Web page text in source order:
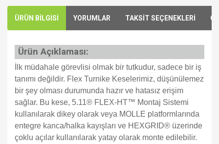
ÜRÜN BİLGİSİ YORUMLAR TAKSİT SEÇENEKLERİ
Ürün Açıklaması:
İlk müdahale görevlisi olmak bir tutkudur, sadece bir iş
tanımı değildir. Flex Turnike Keselerimiz, düşünülemez
bir şey olması durumunda hazır ve hatasız erişim
sağlar. Bu kese, 5.11® FLEX-HT™️ Montaj Sistemi
kullanılarak dikey olarak veya MOLLE platformlarında
entegre kanca/halka kayışları ve HEXGRID® üzerinde
çoklu açılar kullanılarak yatay olarak monte edilebilir.